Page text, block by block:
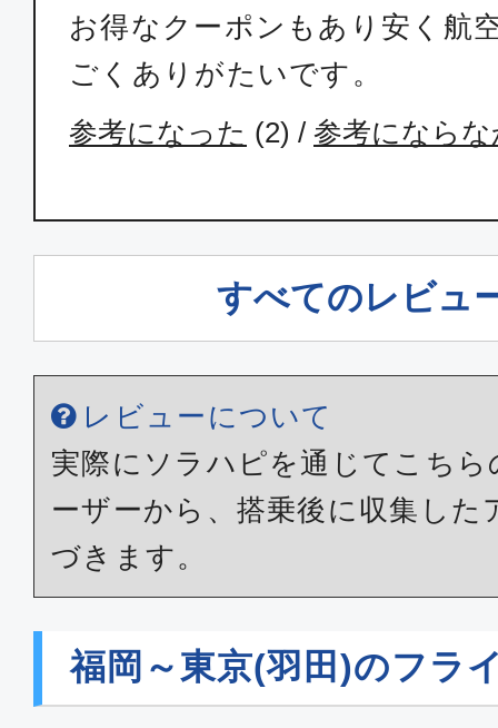
ANA258
福岡
15:15
東京(
16:15
ANA262
福岡
17:05
ANA264
福岡
17:40
東京(
お得なクーポンもあり安く航
ごくありがたいです。
参考になった (2) / 参考になら
すべてのレビュ
レビューについて
実際にソラハピを通じてこち
ーザーから、搭乗後に収集した
づきます。
福岡～東京(羽田)のフラ